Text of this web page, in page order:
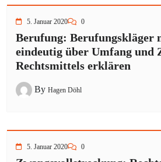
5. Januar 2020 0
Berufung: Berufungskläger
eindeutig über Umfang und
Rechtsmittels erklären
By Hagen Döhl
5. Januar 2020 0